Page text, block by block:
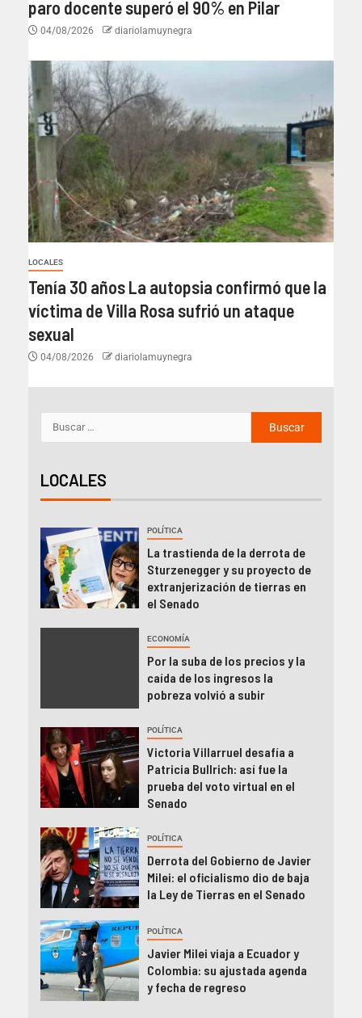
paro docente superó el 90% en Pilar
04/08/2026 diariolamuynegra
LOCALES
Tenía 30 años La autopsia confirmó que la
víctima de Villa Rosa sufrió un ataque
sexual
04/08/2026 diariolamuynegra
LOCALES
POLÍTICA
La trastienda de la derrota de
Sturzenegger y su proyecto de
extranjerización de tierras en
el Senado
ECONOMÍA
Por la suba de los precios y la
caída de los ingresos la
pobreza volvió a subir
POLÍTICA
Victoria Villarruel desafía a
Patricia Bullrich: así fue la
prueba del voto virtual en el
Senado
POLÍTICA
Derrota del Gobierno de Javier
Milei: el oficialismo dio de baja
la Ley de Tierras en el Senado
POLÍTICA
Javier Milei viaja a Ecuador y
Colombia: su ajustada agenda
y fecha de regreso